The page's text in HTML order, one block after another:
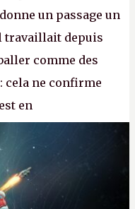
un passage un
travaillait depuis
comme des
cela ne confirme
en
sait, ils bossent
Fallout vs. Les
n'est plus
bon, OK, on